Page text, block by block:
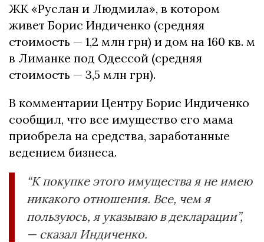
ЖК «Руслан и Людмила», в котором
живет Борис Индиченко (средняя
стоимость — 1,2 млн грн) и дом на 160 кв. м
в Лиманке под Одессой (средняя
стоимость — 3,5 млн грн).
В комментарии Центру Борис Индиченко
сообщил, что все имущество его мама
приобрела на средства, заработанные
ведением бизнеса.
“К покупке этого имущества я не имею
никакого отношения. Все, чем я
пользуюсь, я указываю в декларации”,
— сказал Индиченко.